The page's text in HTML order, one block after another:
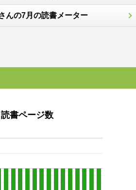
んの7月の読書メーター
読書ページ数